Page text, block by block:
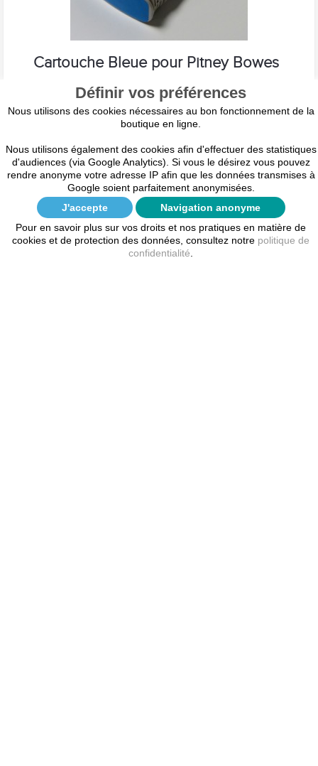
Cartouche Bleue pour Pitney Bowes
SendPro Connect+
Cartouche d'encre bleue pour machine à affranchir Pitney Bowes
SendPro ® Connect+ Timbre CP Réf. Pitney Bowes : 789-BL Volume
123,90 € AJOUTER AU PANIER
Avis clients
Les avis client rédigés ci dessous sont susceptibles d'être
Définir vos préférences
Nous utilisons des cookies nécessaires au bon fonctionnement de la
boutique en ligne.
Nous utilisons également des cookies afin d'effectuer des statistiques
d'audiences (via Google Analytics). Si vous le désirez vous pouvez
rendre anonyme votre adresse IP afin que les données transmises à
Google soient parfaitement anonymisées.
J'accepte
Navigation anonyme
Pour en savoir plus sur vos droits et nos pratiques en matière de
cookies et de protection des données, consultez notre politique de
confidentialité.